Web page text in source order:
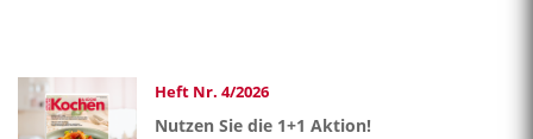
Heft Nr. 4/2026
Nutzen Sie die 1+1 Aktion!